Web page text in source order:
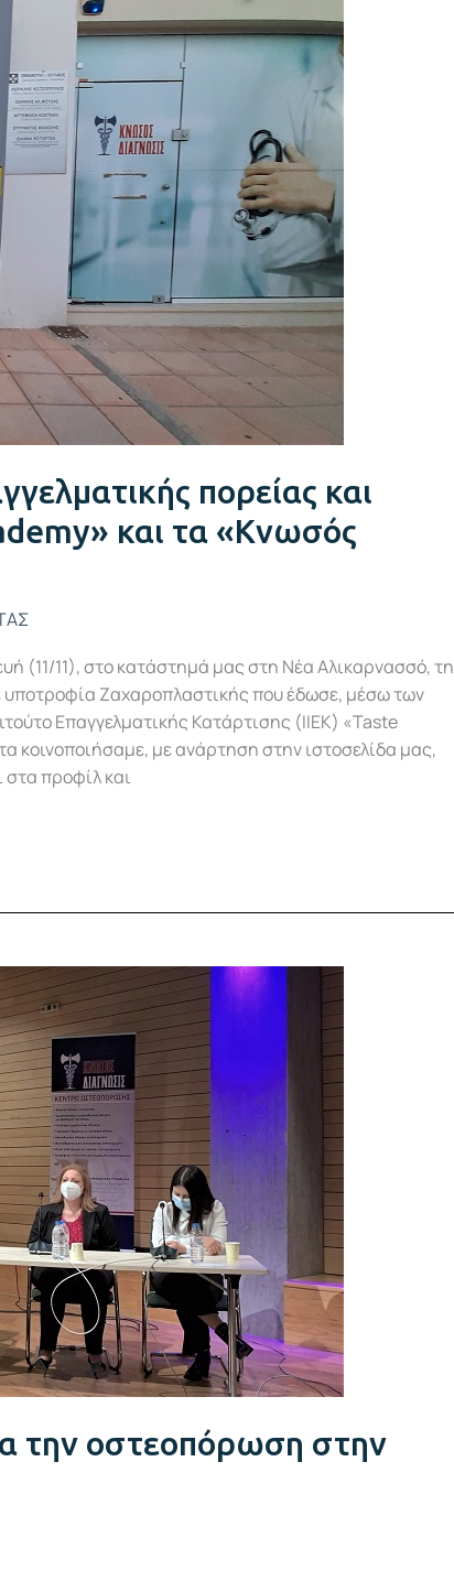
πορείας και
και τα «Κνωσός
(11/11), στο κατάστημά μας στη Νέα Αλικαρνασσό, τη
Ζαχαροπλαστικής που έδωσε, μέσω των
Επαγγελματικής Κατάρτισης (ΙΙΕΚ) «Taste
με ανάρτηση στην ιστοσελίδα μας,
στα προφίλ και
την οστεοπόρωση στην